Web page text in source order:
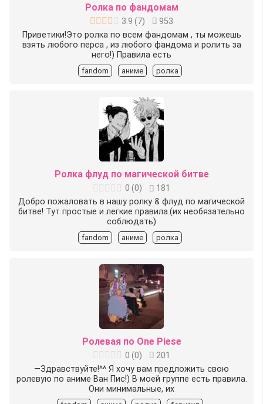
Ролка по фандомам
3.9 (7)
953
Приветики!Это ролка по всем фандомам , ты можешь
взять любого перса , из любого фандома и ролить за
него!) Правила есть
fandom аниме ролка
Ролка флуд по магической битве
0 (0)
181
Добро пожаловать в нашу ролку & флуд по магической
битве! Тут простые и легкие правила.(их необязательно
соблюдать)
fandom аниме ролка
Ролевая по One Piese
0 (0)
201
—Здравствуйте!^^ Я хочу вам предложить свою
ролевую по аниме Ван Пис!) В моей группе есть правила.
Они минимальные, их